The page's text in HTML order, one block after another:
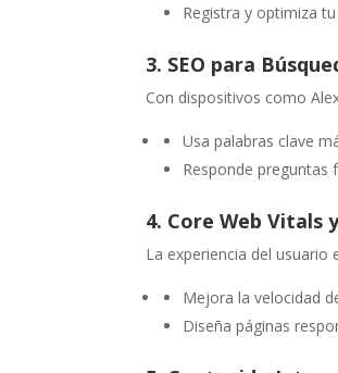
Registra y optimiza
3. SEO para
Con dispositivos como
Usa palabras clave
Responde preguntas
4. Core Web Vitals
La experiencia del usuario
Mejora la velocidad
Diseña páginas